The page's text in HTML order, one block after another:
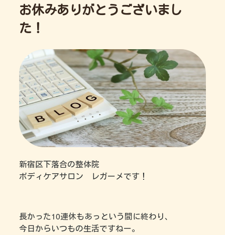
お休みありがとうございまし
た！
新宿区下落合の整体院
ボディケアサロン レガーメです！
長かった10連休もあっという間に終わり、
今日からいつもの生活ですねー。